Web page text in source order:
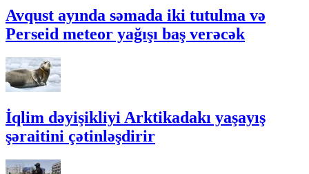
Avqust ayında səmada iki tutulma və
Perseid meteor yağışı baş verəcək
İqlim dəyişikliyi Arktikadakı yaşayış
şəraitini çətinləşdirir